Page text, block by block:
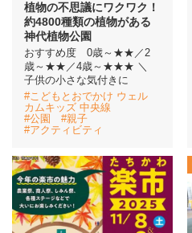
連載
中央線フェス
イベント情報
おしらせ
駅から探す
植物の不思議にワクワク！
約4800種類の植物がある
神代植物公園
おすすめ度 0歳～★★／2
歳～★★／4歳～★★★ ＼
子供の小さな気付きに
#こどもとおでかけ ウェル
カムキッズ 中央線
#公園
#親子
#アクティビティ